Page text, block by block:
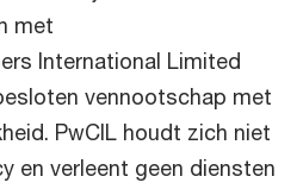
met
International Limited
vennootschap met
PwCIL houdt zich niet
en verleent geen diensten